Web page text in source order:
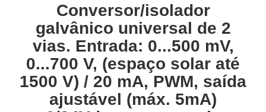
Conversor/isolador
galvânico universal de 2
vias. Entrada: 0...500 mV,
0...700 V, (espaço solar até
1500 V) / 20 mA, PWM, saída
ajustável (máx. 5mA)